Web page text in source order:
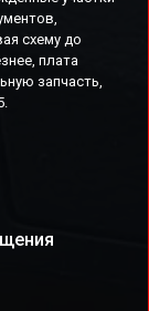
схему до
плата
запчасть,